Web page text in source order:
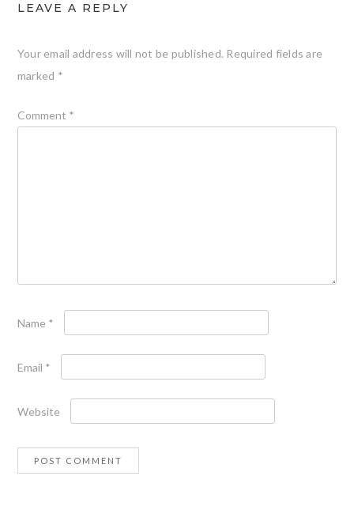
LEAVE A REPLY
Your email address will not be published. Required fields are
marked *
Comment *
Name *
Email *
Website